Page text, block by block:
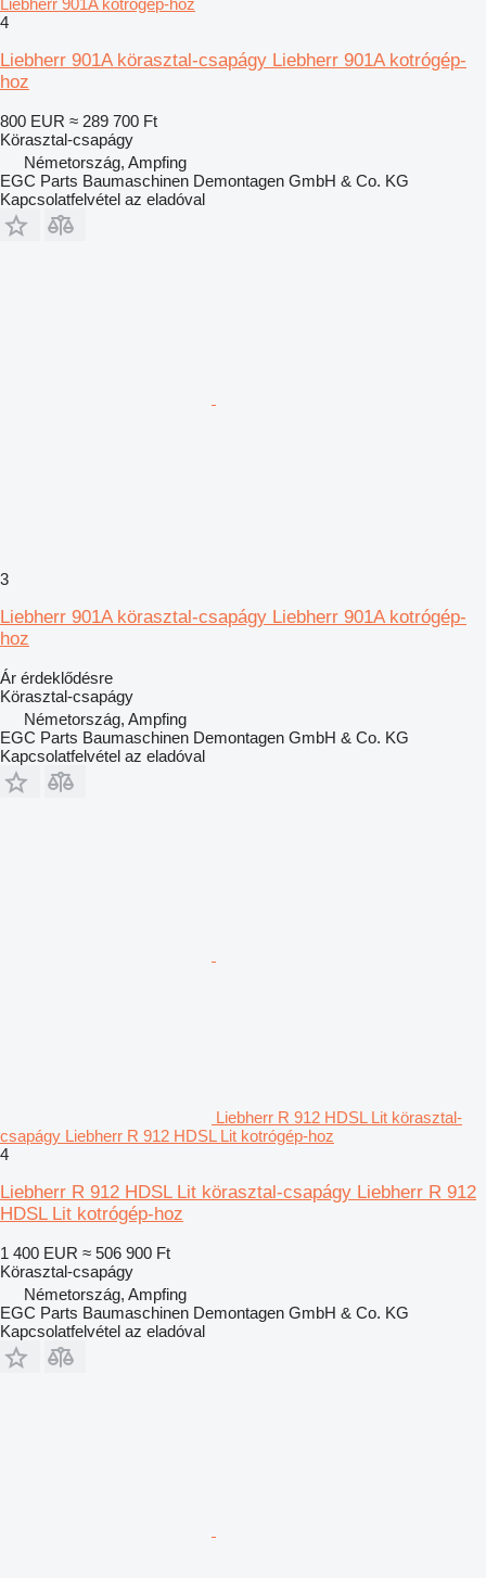
Liebherr 901A kotrógép-hoz
4
Liebherr 901A körasztal-csapágy Liebherr 901A kotrógép-
hoz
800 EUR ≈ 289 700 Ft
Körasztal-csapágy
Németország, Ampfing
EGC Parts Baumaschinen Demontagen GmbH & Co. KG
Kapcsolatfelvétel az eladóval
3
Liebherr 901A körasztal-csapágy Liebherr 901A kotrógép-
hoz
Ár érdeklődésre
Körasztal-csapágy
Németország, Ampfing
EGC Parts Baumaschinen Demontagen GmbH & Co. KG
Kapcsolatfelvétel az eladóval
Liebherr R 912 HDSL Lit körasztal-
csapágy Liebherr R 912 HDSL Lit kotrógép-hoz
4
Liebherr R 912 HDSL Lit körasztal-csapágy Liebherr R 912
HDSL Lit kotrógép-hoz
1 400 EUR ≈ 506 900 Ft
Körasztal-csapágy
Németország, Ampfing
EGC Parts Baumaschinen Demontagen GmbH & Co. KG
Kapcsolatfelvétel az eladóval